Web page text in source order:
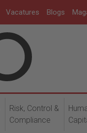
Vacatures Blogs
Risk, Control &
Compliance